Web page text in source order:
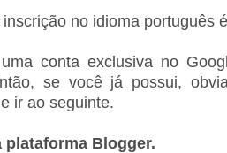
no idioma português
conta exclusiva no
se você já possui,
ir ao seguinte.
plataforma Blogger.